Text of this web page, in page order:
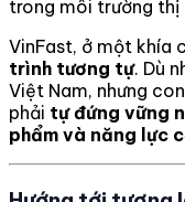
trong môi trường thị
VinFast, ở một khía
trình tương tự. Dù
Việt Nam, nhưng
phải tự đứng vững
phẩm và năng lực